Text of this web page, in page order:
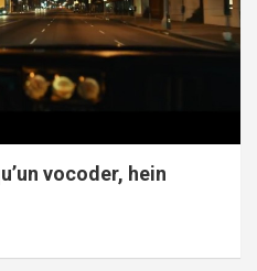
vocoder, hein